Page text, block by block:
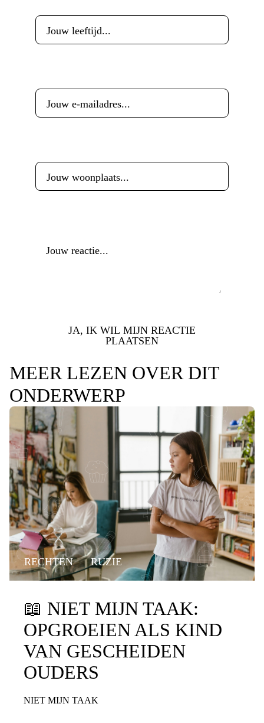
JA, IK WIL MIJN REACTIE
PLAATSEN
MEER LEZEN OVER DIT
ONDERWERP
RECHTEN RUZIE
📖 NIET MIJN TAAK:
OPGROEIEN ALS KIND
VAN GESCHEIDEN
OUDERS
NIET MIJN TAAK